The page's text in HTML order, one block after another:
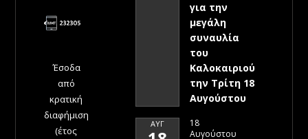
Έσοδα
από
κρατική
διαφήμιση
(έτος
για την
μεγάλη
συναυλία
του
Καλοκαιριού
την Τρίτη 18
Αυγούστου
ΑΥΓ
18
Αυγούστου